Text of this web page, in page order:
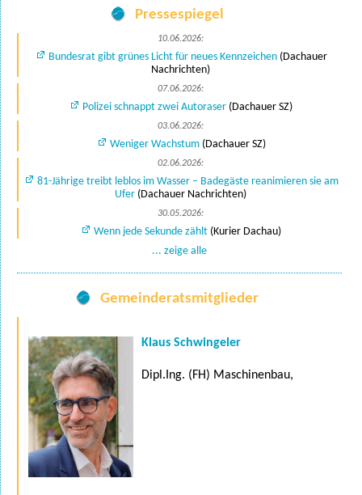
Pressespiegel
10.06.2026:
Bundesrat gibt grünes Licht für neues Kennzeichen(Dachauer
Nachrichten)
07.06.2026:
Polizei schnappt zwei Autoraser (Dachauer SZ)
03.06.2026:
Weniger Wachstum(Dachauer SZ)
02.06.2026:
81-Jährige treibt leblos im Wasser – Badegäste reanimieren sie am
Ufer(Dachauer Nachrichten)
30.05.2026:
Wenn jede Sekunde zählt (Kurier Dachau)
... zeige alle
Gemeinderatsmitglieder
Klaus Schwingeler
Dipl.Ing. (FH) Maschinenbau,